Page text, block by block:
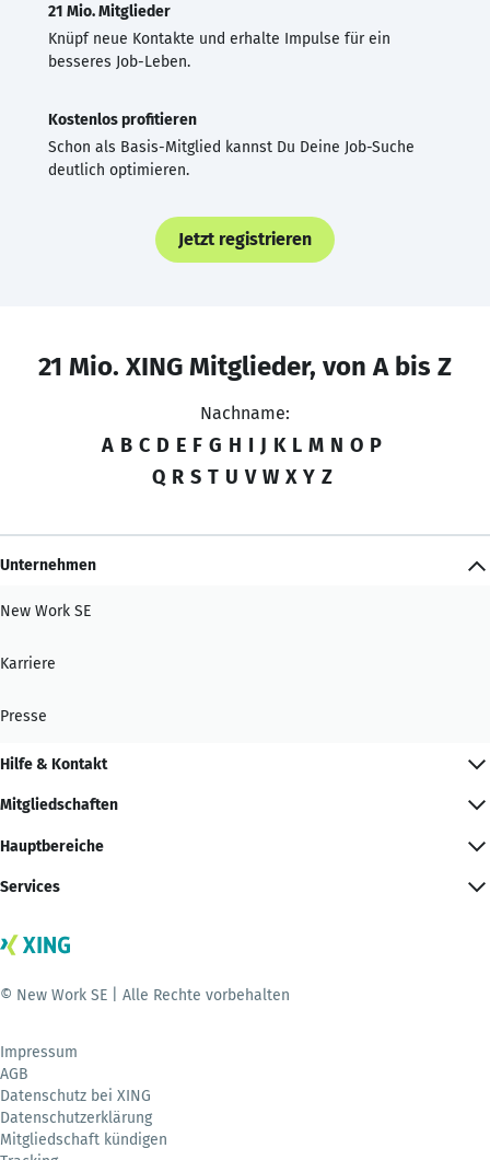
21 Mio. Mitglieder
Knüpf neue Kontakte und erhalte Impulse für ein
besseres Job-Leben.
Kostenlos profitieren
Schon als Basis-Mitglied kannst Du Deine Job-Suche
deutlich optimieren.
Jetzt registrieren
21 Mio. XING Mitglieder, von A bis Z
Nachname:
A B C D E F G H I J K L M N O P
Q R S T U V W X Y Z
Unternehmen
New Work SE
Karriere
Presse
Hilfe & Kontakt
Mitgliedschaften
Hauptbereiche
Services
© New Work SE | Alle Rechte vorbehalten
Impressum
AGB
Datenschutz bei XING
Datenschutzerklärung
Mitgliedschaft kündigen